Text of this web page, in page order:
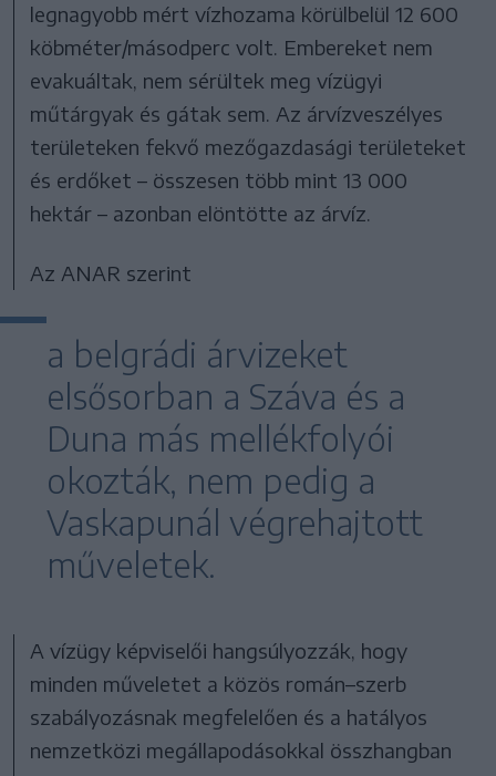
legnagyobb mért vízhozama körülbelül 12 600
köbméter/másodperc volt. Embereket nem
evakuáltak, nem sérültek meg vízügyi
műtárgyak és gátak sem. Az árvízveszélyes
területeken fekvő mezőgazdasági területeket
és erdőket – összesen több mint 13 000
hektár – azonban elöntötte az árvíz.
Az ANAR szerint
a belgrádi árvizeket
elsősorban a Száva és a
Duna más mellékfolyói
okozták, nem pedig a
Vaskapunál végrehajtott
műveletek.
A vízügy képviselői hangsúlyozzák, hogy
minden műveletet a közös román–szerb
szabályozásnak megfelelően és a hatályos
nemzetközi megállapodásokkal összhangban